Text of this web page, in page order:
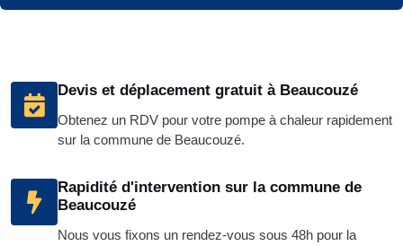
Devis et déplacement gratuit à Beaucouzé
Obtenez un RDV pour votre pompe à chaleur rapidement
sur la commune de Beaucouzé.
Rapidité d'intervention sur la commune de
Beaucouzé
Nous vous fixons un rendez-vous sous 48h pour la